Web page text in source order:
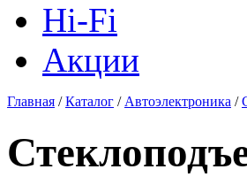
Hi-Fi
Акции
Главная /Каталог / Автоэлектроника /